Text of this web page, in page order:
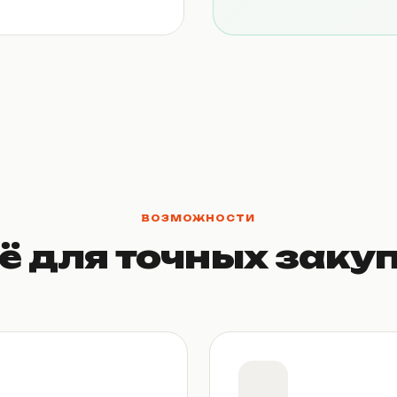
ВОЗМОЖНОСТИ
для точных